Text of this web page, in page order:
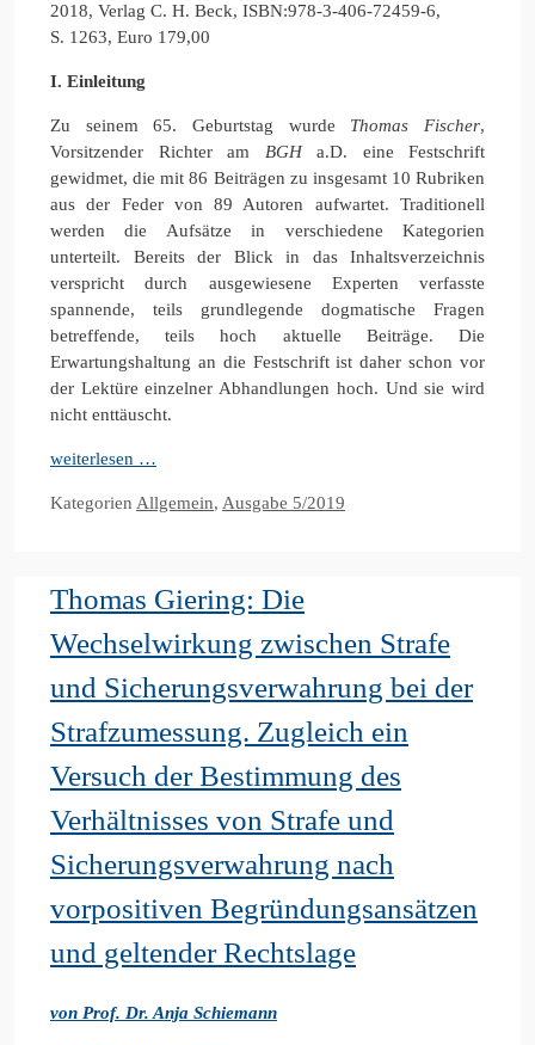
2018, Verlag C. H. Beck, ISBN:978-3-406-72459-6,
S. 1263, Euro 179,00
I. Einleitung
Zu seinem 65. Geburtstag wurde Thomas Fischer,
Vorsitzender Richter am BGH a.D. eine Festschrift
gewidmet, die mit 86 Beiträgen zu insgesamt 10 Rubriken
aus der Feder von 89 Autoren aufwartet. Traditionell
werden die Aufsätze in verschiedene Kategorien
unterteilt. Bereits der Blick in das Inhaltsverzeichnis
verspricht durch ausgewiesene Experten verfasste
spannende, teils grundlegende dogmatische Fragen
betreffende, teils hoch aktuelle Beiträge. Die
Erwartungshaltung an die Festschrift ist daher schon vor
der Lektüre einzelner Abhandlungen hoch. Und sie wird
nicht enttäuscht.
weiterlesen …
Kategorien Allgemein, Ausgabe 5/2019
Thomas Giering: Die
Wechselwirkung zwischen Strafe
und Sicherungsverwahrung bei der
Strafzumessung. Zugleich ein
Versuch der Bestimmung des
Verhältnisses von Strafe und
Sicherungsverwahrung nach
vorpositiven Begründungsansätzen
und geltender Rechtslage
von Prof. Dr. Anja Schiemann